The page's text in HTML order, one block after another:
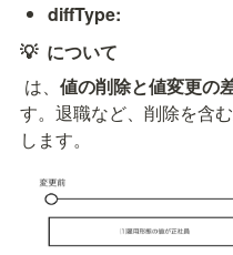
diffType:
💡 について
は、 値の削除と値変更の
す。退職など、削除を含
します。